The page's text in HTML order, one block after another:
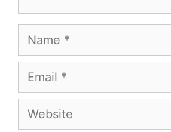
Name
Email
Website